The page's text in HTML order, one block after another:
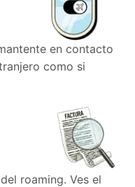
en contacto
como si
roaming. Ves el